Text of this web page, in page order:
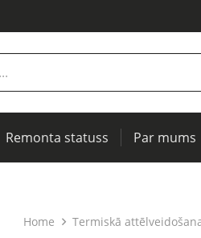
Remonta statuss Par mums
Home Termiskā